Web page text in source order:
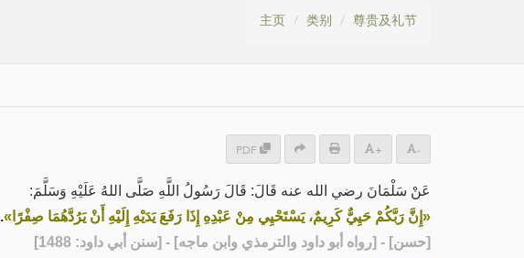
主页 类别 尊贵及礼节
PDF + -
عَنْ سَلْمَانَ رضي الله عنه قَالَ: قَالَ رَسُولُ اللَّهِ صَلَّى اللهُ عَلَيْهِ وَسَلَّمَ:
«إِنَّ رَبَّكُمْ حَيِيٌّ كَرِيمٌ، يَسْتَحْيِي مِنْ عَبْدِهِ إِذَا رَفَعَ يَدَيْهِ إِلَيْهِ أَنْ يَرُدَّهُمَا صِفْرًا».
[حسن] - [رواه أبو داود والترمذي وابن ماجه] - [سنن أبي داود: 1488]